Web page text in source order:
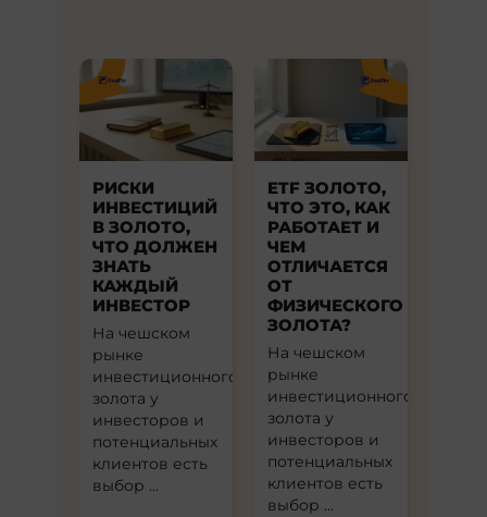
что гарантирует его чистоту и
легкость перепродажи по всему
миру.
РИСКИ
ИНВЕСТИЦИЙ
В ЗОЛОТО,
ЧТО ДОЛЖЕН
ЗНАТЬ
КАЖДЫЙ
ИНВЕСТОР
На чешском
рынке
инвестиционного
золота у
инвесторов и
потенциальных
клиентов есть
выбор …
ETF ЗОЛОТО,
ЧТО ЭТО, КАК
РАБОТАЕТ И
ЧЕМ
ОТЛИЧАЕТСЯ
ОТ
ФИЗИЧЕСКОГО
ЗОЛОТА?
На чешском
рынке
инвестиционного
золота у
инвесторов и
потенциальных
клиентов есть
выбор …